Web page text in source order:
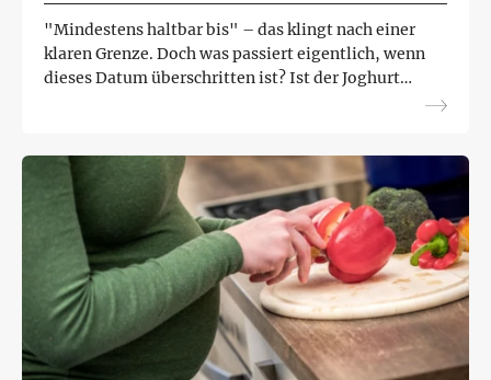
"Mindestens haltbar bis" – das klingt nach einer
klaren Grenze. Doch was passiert eigentlich, wenn
dieses Datum überschritten ist? Ist der Joghurt